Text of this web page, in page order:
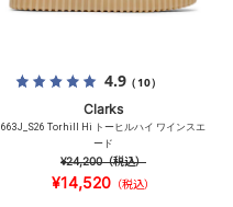
4.9（10）
Clarks
663J_S26 Torhill Hi トーヒルハイ ワインスエ
ード
¥24,200（税込）
¥14,520 （税込）